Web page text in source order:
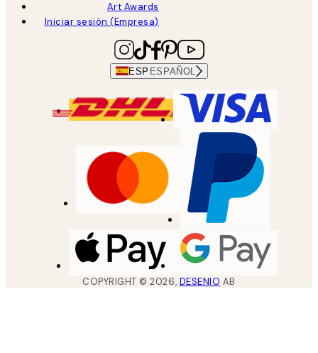
Art Awards
Iniciar sesión (Empresa)
ESP ESPAÑOL
COPYRIGHT ©2026, DESENIO AB